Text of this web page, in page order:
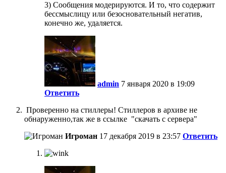
3) Сообщения модерируются. И то, что содержит
бессмыслицу или безосновательный негатив,
конечно же, удаляется.
admin 7 января 2020 в 19:09
Ответить
Проверенно на стиллеры! Стиллеров в архиве не
обнаруженно,так же в ссылке "скачать с сервера"
Игроман 17 декабря 2019 в 23:57 Ответить